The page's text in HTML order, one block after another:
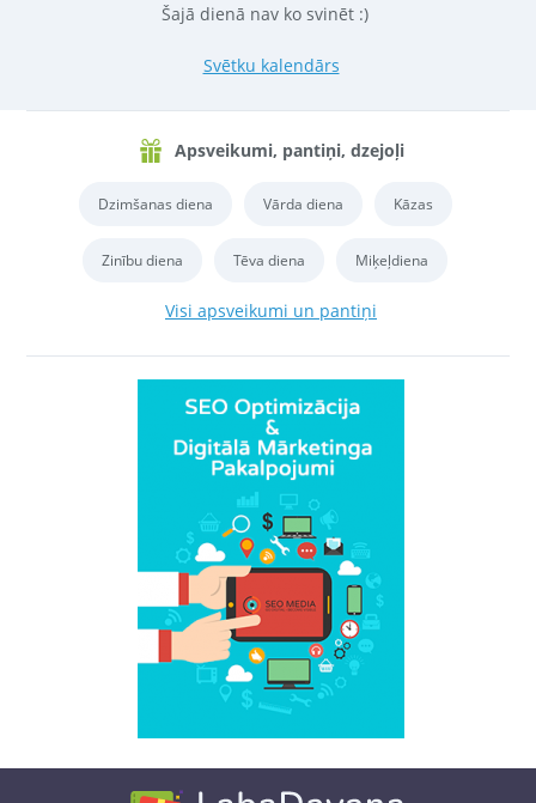
Šajā dienā nav ko svinēt :)
Svētku kalendārs
Apsveikumi, pantiņi, dzejoļi
Dzimšanas diena Vārda diena Kāzas
Zinību diena Tēva diena Miķeļdiena
Visi apsveikumi un pantiņi